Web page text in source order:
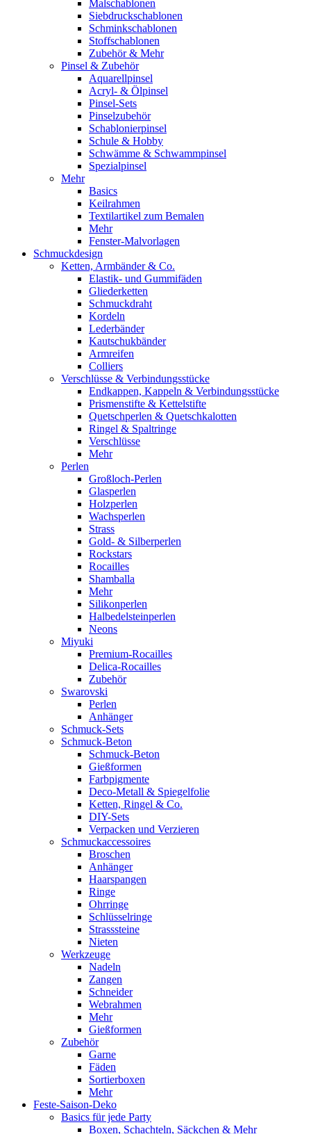
Malschablonen
Siebdruckschablonen
Schminkschablonen
Stoffschablonen
Zubehör & Mehr
Pinsel & Zubehör
Aquarellpinsel
Acryl- & Ölpinsel
Pinsel-Sets
Pinselzubehör
Schablonierpinsel
Schule & Hobby
Schwämme & Schwammpinsel
Spezialpinsel
Mehr
Basics
Keilrahmen
Textilartikel zum Bemalen
Mehr
Fenster-Malvorlagen
Schmuckdesign
Ketten, Armbänder & Co.
Elastik- und Gummifäden
Gliederketten
Schmuckdraht
Kordeln
Lederbänder
Kautschukbänder
Armreifen
Colliers
Verschlüsse & Verbindungsstücke
Endkappen, Kappeln & Verbindungsstücke
Prismenstifte & Kettelstifte
Quetschperlen & Quetschkalotten
Ringel & Spaltringe
Verschlüsse
Mehr
Perlen
Großloch-Perlen
Glasperlen
Holzperlen
Wachsperlen
Strass
Gold- & Silberperlen
Rockstars
Rocailles
Shamballa
Mehr
Silikonperlen
Halbedelsteinperlen
Neons
Miyuki
Premium-Rocailles
Delica-Rocailles
Zubehör
Swarovski
Perlen
Anhänger
Schmuck-Sets
Schmuck-Beton
Schmuck-Beton
Gießformen
Farbpigmente
Deco-Metall & Spiegelfolie
Ketten, Ringel & Co.
DIY-Sets
Verpacken und Verzieren
Schmuckaccessoires
Broschen
Anhänger
Haarspangen
Ringe
Ohrringe
Schlüsselringe
Strasssteine
Nieten
Werkzeuge
Nadeln
Zangen
Schneider
Webrahmen
Mehr
Gießformen
Zubehör
Garne
Fäden
Sortierboxen
Mehr
Feste-Saison-Deko
Basics für jede Party
Boxen, Schachteln, Säckchen & Mehr